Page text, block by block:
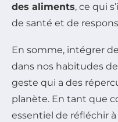
des aliments, ce qui
de santé et de
En somme, intégrer
dans nos habitudes
geste qui a des
planète. En tant que
essentiel de réfléchir